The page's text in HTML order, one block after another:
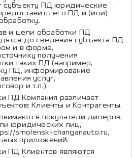
субъекту ПД юридические
его ПД и (или)
и цели обработки ПД
до сведения субъекта ПД
и в форме,
получения
таких ПД (например,
ПД, информирование
услуг,
и т.п.).
ПД Компания различает
Клиенты и Контрагенты.
покупатели дилеров,
юридических лиц,
smolensk-changanauto.ru,
приложений.
ПД Клиентов являются